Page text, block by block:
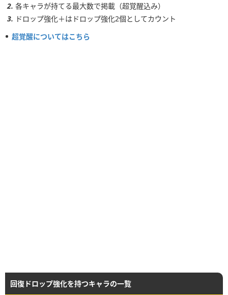
各キャラが持てる最大数で掲載（超覚醒込み）
ドロップ強化＋はドロップ強化2個としてカウント
超覚醒についてはこちら
回復ドロップ強化を持つキャラの一覧